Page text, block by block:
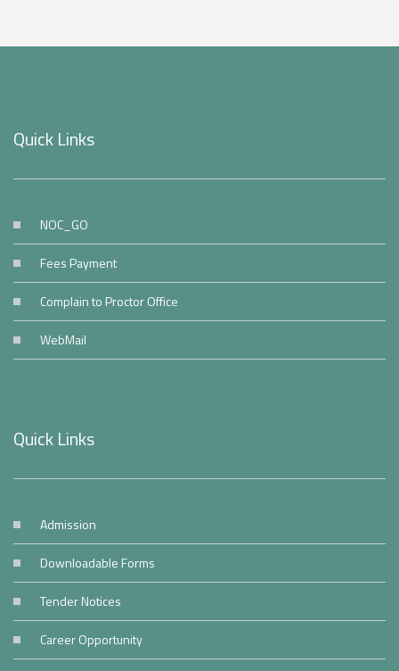
Quick Links
NOC_GO
Fees Payment
Complain to Proctor Office
WebMail
Quick Links
Admission
Downloadable Forms
Tender Notices
Career Opportunity